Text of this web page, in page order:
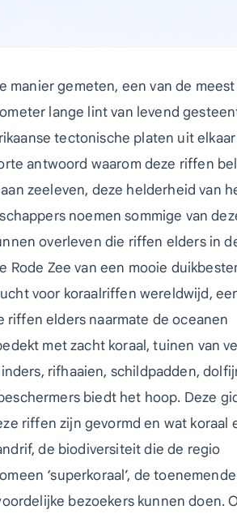
manier gemeten, een van de meest
lange lint van levend
tectonische platen uit elkaar
antwoord waarom deze riffen
zeeleven, deze helderheid van
noemen sommige van
overleven die riffen elders in
Zee van een mooie
voor koraalriffen wereldwijd,
riffen elders naarmate de oceanen
met zacht koraal, tuinen van
rifhaaien, schildpadden,
biedt het hoop. Deze
riffen zijn gevormd en wat koraal
de biodiversiteit die de regio
‘superkoraal’, de toenemende
bezoekers kunnen doen.